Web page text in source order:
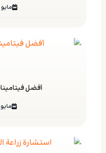
مايو 30, 2026
أفضل
مايو 25, 2026